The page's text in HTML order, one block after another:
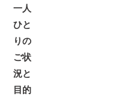
一人
ひと
りの
ご状
況と
目的